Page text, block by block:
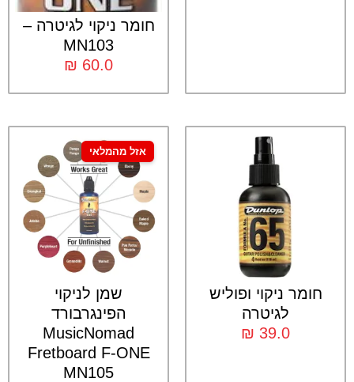
חומר ניקוי לגיטרה –
MN103
₪ 60.0
חומר ניקוי ופוליש
לגיטרה
₪ 39.0
אזל מהמלאי
שמן לניקוי
הפינגרבורד
MusicNomad
Fretboard F-ONE
MN105